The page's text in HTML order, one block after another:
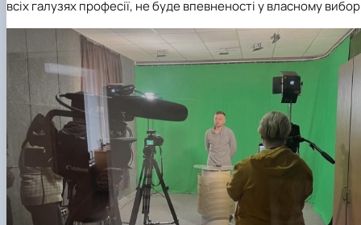
всіх галузях професії, не буде впевненості у власному